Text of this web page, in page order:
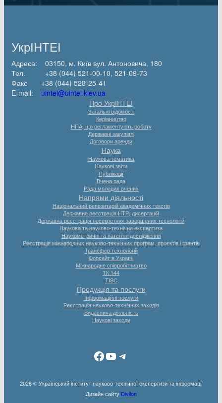
УкрІНТЕІ
Адреса: 03150, м. Київ вул. Антоновича, 180
Тел. +38 (044) 521-00-10, 521-09-73
Факс +38 (044) 528-25-41
E-mail: uintei@uintei.kiev.ua
Про УкрІНТЕІ
Загальні відомості
Керівництво
НПА, що регламентують роботу
Державні закупівлі
Договори аренди
Наука
Наукова тематика
Наукові звіти
Публікації
Вчена рада
Рада молодих вчених
Напрями діяльності
Національний репозитарій академічних текстів
Державна реєстрація НТР, дисертацій
Державна реєстрація несекретних завершених технологій
Наукова та науково-технічна експертиза
Наукометричні та патентні дослідження
Реєстрація міжнародних науково-технічних програм, проєктів і грантів
Трансфер технологій
Форсайт в Україні
Міжнародне співробітництво
ТК 144
TISC
Продукція та послуги
Інформаційні послуги
Реєстрація науково-технічних заходів
Видавнича діяльність
Наукові заходи
Facebook YouTube Telegram
2026 © Український інститут науково-технічної експертизи та інформації
Дизайн сайту Divilon